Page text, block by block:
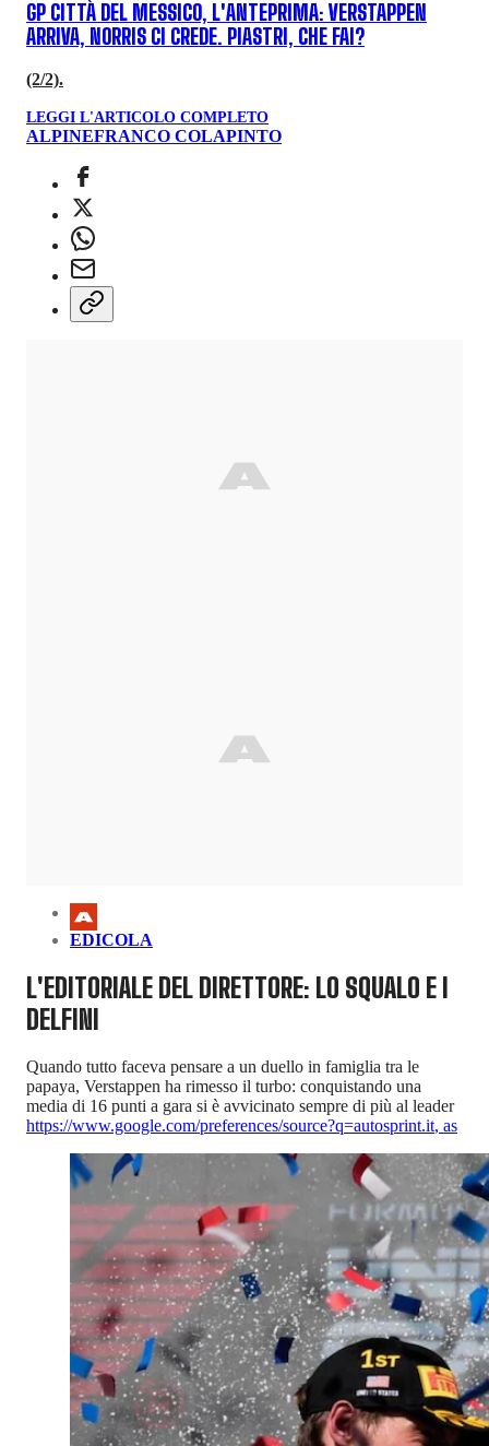
GP CITTÀ DEL MESSICO, L'ANTEPRIMA: VERSTAPPEN
ARRIVA, NORRIS CI CREDE. PIASTRI, CHE FAI?
(2/2).
LEGGI L'ARTICOLO COMPLETO
ALPINEFRANCO COLAPINTO
EDICOLA
L'EDITORIALE DEL DIRETTORE: LO SQUALO E I
DELFINI
Quando tutto faceva pensare a un duello in famiglia tra le
papaya, Verstappen ha rimesso il turbo: conquistando una
media di 16 punti a gara si è avvicinato sempre di più al leader
https://www.google.com/preferences/source?q=autosprint.it, as